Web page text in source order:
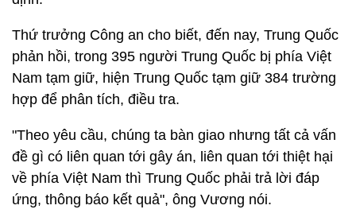
Thứ trưởng Công an cho biết, đến nay, Trung Quốc
phản hồi, trong 395 người Trung Quốc bị phía Việt
Nam tạm giữ, hiện Trung Quốc tạm giữ 384 trường
hợp để phân tích, điều tra.
"Theo yêu cầu, chúng ta bàn giao nhưng tất cả vấn
đề gì có liên quan tới gây án, liên quan tới thiệt hại
về phía Việt Nam thì Trung Quốc phải trả lời đáp
ứng, thông báo kết quả", ông Vương nói.